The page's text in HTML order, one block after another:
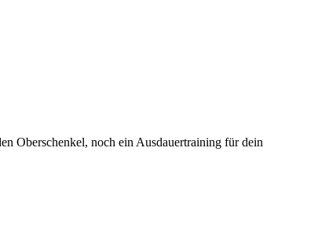
Oberschenkel, noch ein Ausdauertraining für dein